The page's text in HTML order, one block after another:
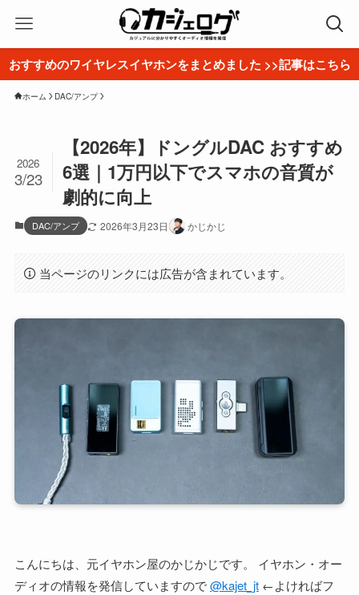
おすすめのワイヤレスイヤホンをまとめました >>記事はこちら
ホーム DAC/アンプ
【2026年】ドングルDAC おすすめ
6選｜1万円以下でスマホの音質が
劇的に向上
2026
3/23
DAC/アンプ 2026年3月23日 かじかじ
当ページのリンクには広告が含まれています。
こんにちは、元イヤホン屋のかじかじです。 イヤホン・オー
ディオの情報を発信していますので@kajet_jt←よければフ